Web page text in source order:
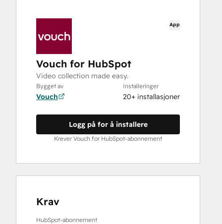
App
Vouch for HubSpot
Video collection made easy.
Bygget av
Vouch
Installeringer
20+ installasjoner
Logg på for å installere
Krever Vouch for HubSpot-abonnement
Krav
HubSpot-abonnement